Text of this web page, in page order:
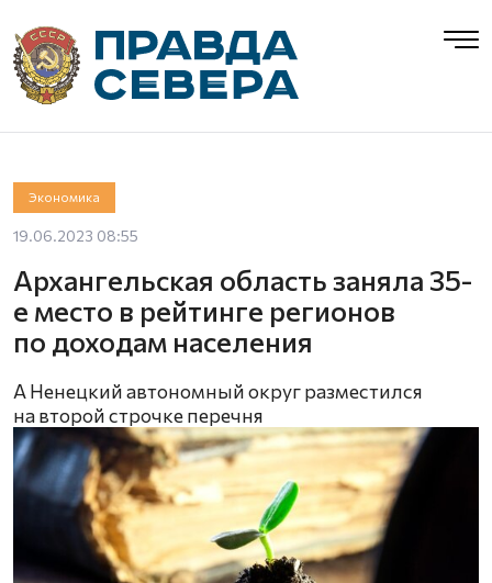
Экономика
19.06.2023 08:55
Архангельская область заняла 35-
е место в рейтинге регионов
по доходам населения
А Ненецкий автономный округ разместился
на второй строчке перечня